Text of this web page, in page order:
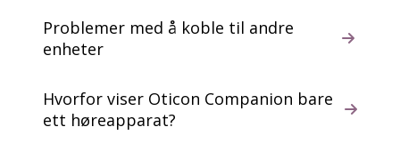
Problemer med å koble til andre
enheter
Hvorfor viser Oticon Companion bare
ett høreapparat?